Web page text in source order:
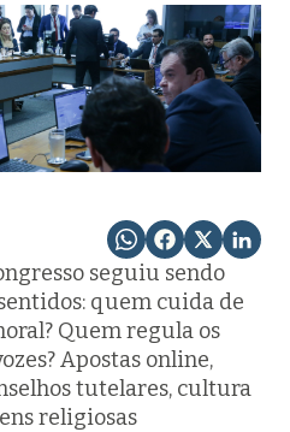
seguiu sendo
quem cuida de
Quem regula os
Apostas online,
tutelares, cultura
religiosas